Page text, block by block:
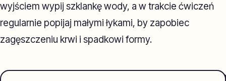
wyjściem wypij szklankę wody, a w trakcie ćwiczeń
regularnie popijaj małymi łykami, by zapobiec
zagęszczeniu krwi i spadkowi formy.